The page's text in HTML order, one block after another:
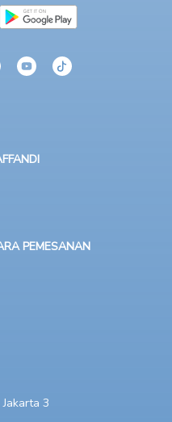
PEMESANAN
Jakarta 3